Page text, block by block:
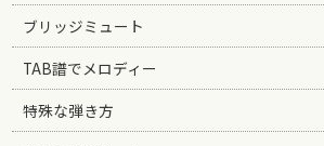
ブリッジミュート
TAB譜でメロディー
特殊な弾き方